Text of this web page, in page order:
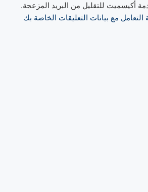
أكيسميت للتقليل من البريد المزعجة.
مع بيانات التعليقات الخاصة بك